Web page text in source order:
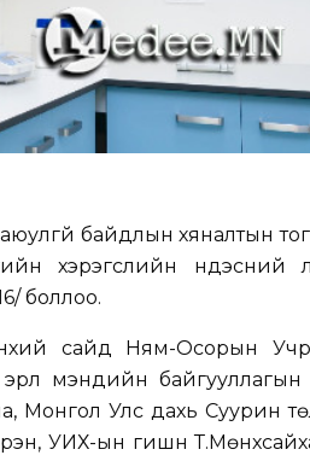
байдлын хяналтын
хэрэгслийн үндэсний
боллоо.
сайд Ням-Осорын
мэндийн
Монгол Улс дахь Суурин
УИХ-ын гишүүн